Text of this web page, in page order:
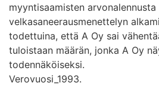
myyntisaamisten
velkasaneerausmenettelyn
todettuina, että A Oy sai
tuloistaan määrän, jonka A Oy
todennäköiseksi.
Verovuosi_1993.